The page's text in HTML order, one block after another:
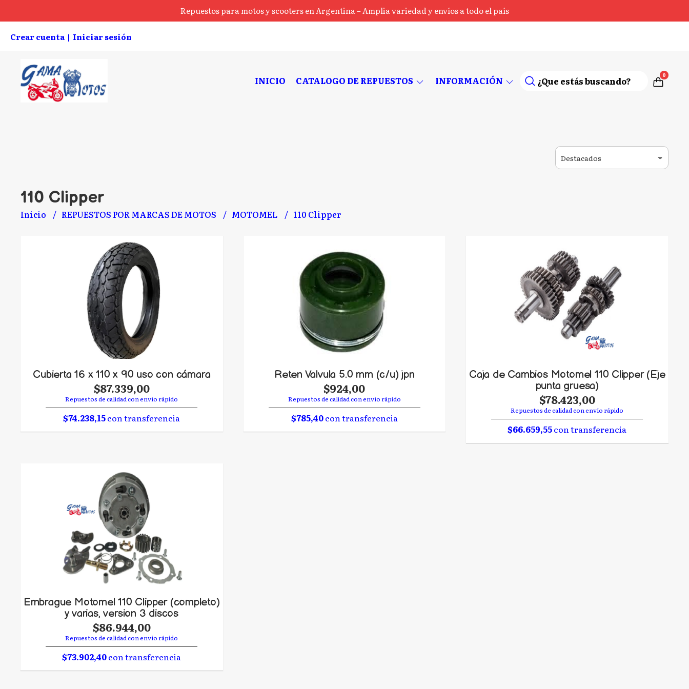
Repuestos para motos y scooters en Argentina – Amplia variedad y envíos a todo el país
Crear cuenta | Iniciar sesión
INICIO CATALOGO DE REPUESTOS INFORMACIÓN 0
110 Clipper
Inicio REPUESTOS POR MARCAS DE MOTOS MOTOMEL 110 Clipper
Cubierta 16 x 110 x 90 uso con cámara
$87.339,00
Repuestos de calidad con envío rápido
$74.238,15con transferencia
Reten Valvula 5.0 mm (c/u) jpn
$924,00
Repuestos de calidad con envío rápido
$785,40con transferencia
Caja de Cambios Motomel 110 Clipper (Eje
punta gruesa)
$78.423,00
Repuestos de calidad con envío rápido
$66.659,55con transferencia
Embrague Motomel 110 Clipper (completo)
y varias, version 3 discos
$86.944,00
Repuestos de calidad con envío rápido
$73.902,40con transferencia